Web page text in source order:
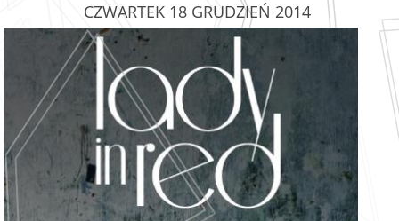
CZWARTEK 18 GRUDZIEŃ 2014